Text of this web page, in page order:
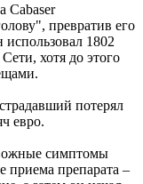
Cabaser
превратив его
использовал 1802
хотя до этого
потерял
евро.
симптомы
приема препарата –